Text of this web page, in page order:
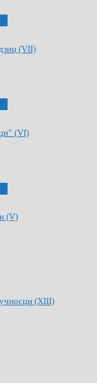
(VII)
(VI)
(V)
(XIII)